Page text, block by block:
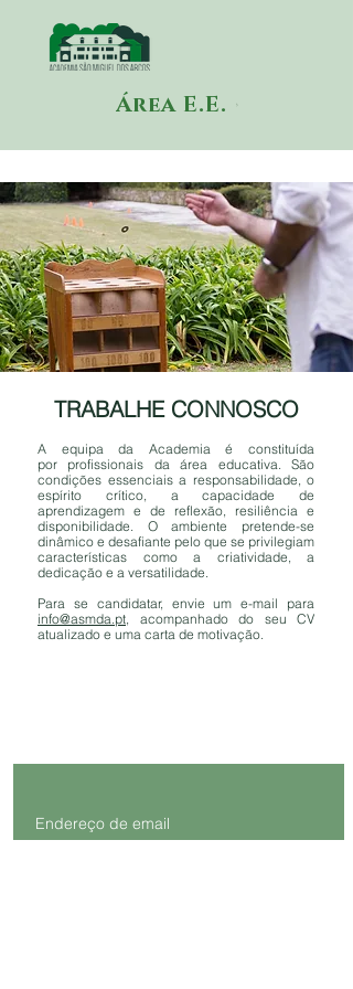
Área E.E.
TRABALHE CONNOSCO
A equipa da Academia é constituída
por profissionais da área educativa. São
condições essenciais a responsabilidade, o
espírito crítico, a capacidade de
aprendizagem ​e de reflexão, resiliência e
disponibilidade. O ambiente pretende-se
dinâmico e desafiante pelo que se privilegiam
características como a criatividade, a
dedicação e a versatilidade.
Para se candidatar, envie um e-mail para
info@asmda.pt, acompanhado do seu CV
atualizado e uma carta de motivação.